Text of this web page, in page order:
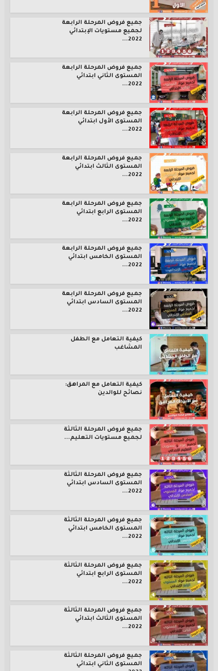
جميع فروض المرحلة الرابعة
لجميع مستويات الإبتدائي
2022...
جميع فروض المرحلة الرابعة
المستوى الثاني ابتدائي
2022...
جميع فروض المرحلة الرابعة
المستوى الأول ابتدائي
2022...
جميع فروض المرحلة الرابعة
المستوى الثالث ابتدائي
2022...
جميع فروض المرحلة الرابعة
المستوى الرابع ابتدائي
2022...
جميع فروض المرحلة الرابعة
المستوى الخامس ابتدائي
2022...
جميع فروض المرحلة الرابعة
المستوى السادس ابتدائي
2022...
كيفية التعامل مع الطفل
المشاغب
كيفية التعامل مع المراهق:
نصائح للوالدين
جميع فروض المرحلة الثالثة
لجميع مستويات التعليم...
جميع فروض المرحلة الثالثة
المستوى السادس ابتدائي
2022...
جميع فروض المرحلة الثالثة
المستوى الخامس ابتدائي
2022...
جميع فروض المرحلة الثالثة
المستوى الرابع ابتدائي
2022...
جميع فروض المرحلة الثالثة
المستوى الثالث ابتدائي
2022...
جميع فروض المرحلة الثالثة
المستوى الثاني ابتدائي